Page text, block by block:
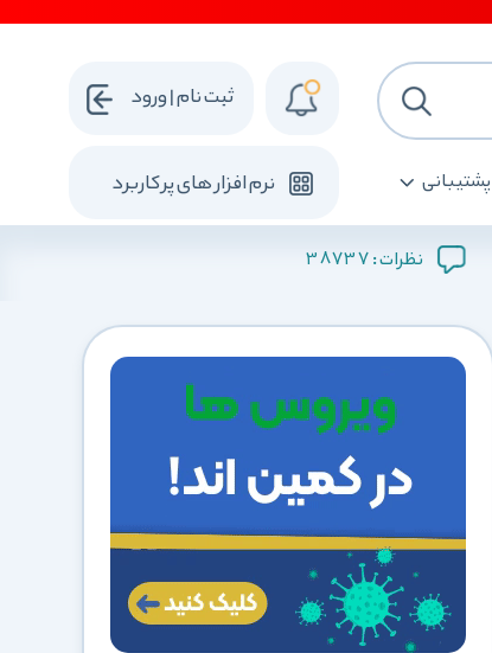
پشتیبانی نرم افزار های پرکاربرد
ثبت نام | ورود
نظرات :38737